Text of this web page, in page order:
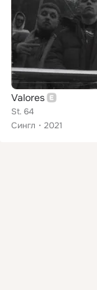
Valores
St. 64
Сингл
2021